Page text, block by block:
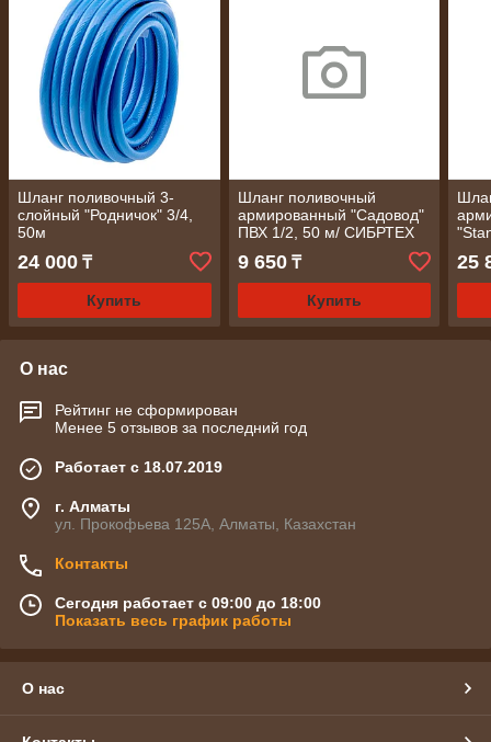
Шланг поливочный 3-
слойный "Родничок" 3/4,
50м
24 000 ₸
Купить
Шланг поливочный
армированный "Садовод"
ПВХ 1/2, 50 м/ СИБРТЕХ
9 650₸
Купить
25
О нас
Рейтинг не сформирован
Менее 5 отзывов за последний год
Работает с 18.07.2019
г. Алматы
ул. Прокофьева 125А, Алматы, Казахстан
Контакты
Сегодня работает с 09:00 до 18:00
Показать весь график работы
О нас